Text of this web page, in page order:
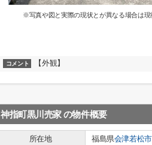
※写真や図と実際の現状とが異なる場合は
コメント 【外観】
神指町黒川売家の物件概要
所在地 福島県会津若松市